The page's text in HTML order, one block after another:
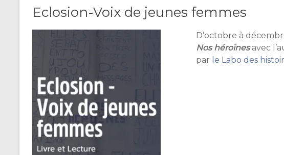
Eclosion-Voix de jeunes femmes
D’octobre à
Nos héroïnesavec
par le Labo des